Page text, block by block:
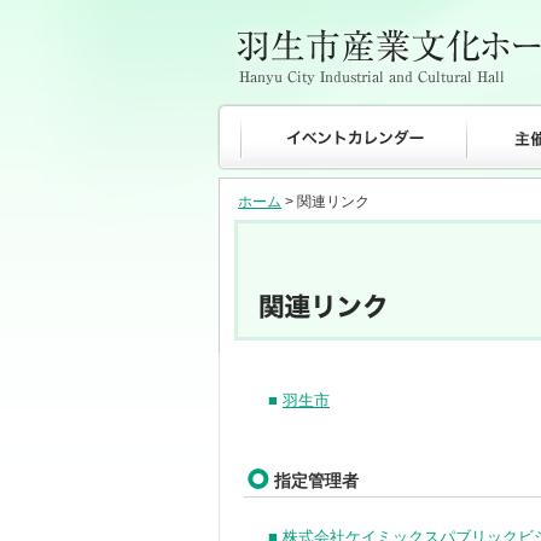
ホーム > 関連リンク
■ 羽生市
指定管理者
■ 株式会社ケイミックスパブリックビ